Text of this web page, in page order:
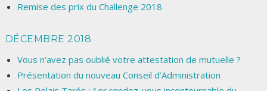
Remise des prix du Challenge 2018
DÉCEMBRE 2018
Vous n’avez pas oublié votre attestation de mutuelle ?
Présentation du nouveau Conseil d’Administration